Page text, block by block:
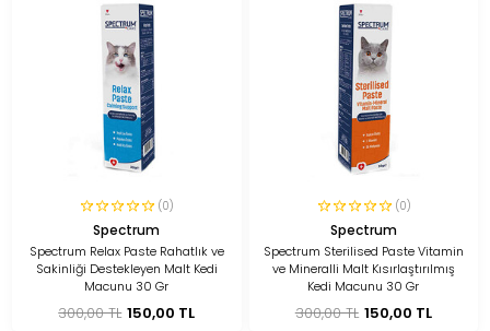
(0)
Spectrum
Spectrum Relax Paste Rahatlık ve
Sakinliği Destekleyen Malt Kedi
Macunu 30 Gr
300,00 TL 150,00 TL
(0)
Spectrum
Spectrum Sterilised Paste Vitamin
ve Mineralli Malt Kısırlaştırılmış
Kedi Macunu 30 Gr
300,00 TL 150,00 TL